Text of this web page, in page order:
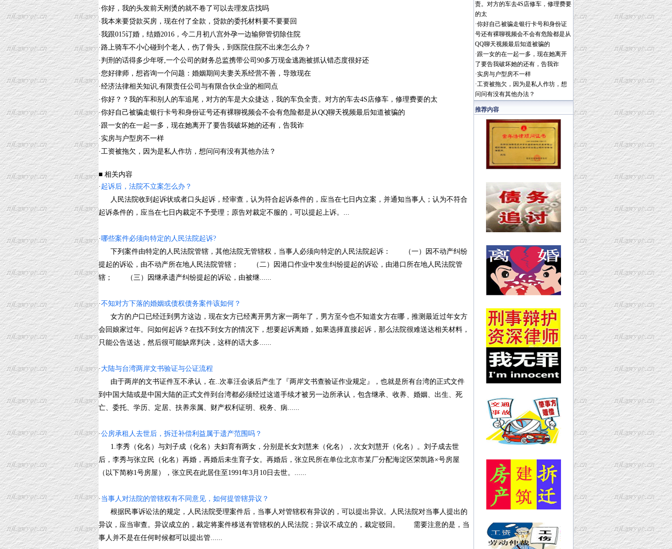
·你好，我的头发前天刚烫的就不卷了可以去理发店找吗
·我本来要贷款买房，现在付了全款，贷款的委托材料要不要要回
·我跟015订婚，结婚2016，今二月初八宫外孕一边输卵管切除住院
· 路上骑车不小心碰到个老人，伤了骨头，到医院住院不出来怎么办？
· 判刑的话得多少年呀,一个公司的财务总监携带公司90多万现金逃跑被抓认错态度很好还
·您好律师，想咨询一个问题：婚姻期间夫妻关系经营不善，导致现在
·经济法律相关知识,有限责任公司与有限合伙企业的相同点
·你好？？我的车和别人的车追尾，对方的车是大众捷达，我的车负全责。对方的车去4S店修车，修理费要的太
·你好自己被骗走银行卡号和身份证号还有裸聊视频会不会有危险都是从QQ聊天视频最后知道被骗的
· 跟一女的在一起一多，现在她离开了要告我破坏她的还有，告我诈
·实房与户型房不一样
·工资被拖欠，因为是私人作坊，想问问有没有其他办法？
■ 相关内容
· 起诉后，法院不立案怎么办？
人民法院收到起诉状或者口头起诉，经审查，认为符合起诉条件的，应当在七日内立案，并通知当事人；认为不符合
起诉条件的，应当在七日内裁定不予受理；原告对裁定不服的，可以提起上诉。...
·哪些案件必须向特定的人民法院起诉?
下列案件由特定的人民法院管辖，其他法院无管辖权，当事人必须向特定的人民法院起诉： （一）因不动产纠纷
提起的诉讼，由不动产所在地人民法院管辖； （二）因港口作业中发生纠纷提起的诉讼，由港口所在地人民法院管
辖； （三）因继承遗产纠纷提起的诉讼，由被继......
·不知对方下落的婚姻或债权债务案件该如何？
女方的户口已经迁到男方这边，现在女方已经离开男方家一两年了，男方至今也不知道女方在哪，推测最近过年女方
会回娘家过年。问如何起诉？在找不到女方的情况下，想要起诉离婚，如果选择直接起诉，那么法院很难送达相关材料，
只能公告送达，然后很可能缺席判决，这样的话大多......
· 大陆与台湾两岸文书验证与公证流程
由于两岸的文书证件互不承认，在..次辜汪会谈后产生了『两岸文书查验证作业规定』，也就是所有台湾的正式文件
到中国大陆或是中国大陆的正式文件到台湾都必须经过这道手续才被另一边所承认，包含继承、收养、婚姻、出生、死
亡、委托、学历、定居、扶养亲属、财产权利证明、税务、病......
·公房承租人去世后，拆迁补偿利益属于遗产范围吗？
1.李秀（化名）与刘子成（化名）夫妇育有两女，分别是长女刘慧来（化名），次女刘慧开（化名）。刘子成去世
后，李秀与张立民（化名）再婚，再婚后未生育子女。再婚后，张立民所在单位北京市某厂分配海淀区荣凯路×号房屋
（以下简称1号房屋），张立民在此居住至1991年3月10日去世。......
· 当事人对法院的管辖权有不同意见，如何提管辖异议？
根据民事诉讼法的规定，人民法院受理案件后，当事人对管辖权有异议的，可以提出异议。人民法院对当事人提出的
异议，应当审查。异议成立的，裁定将案件移送有管辖权的人民法院；异议不成立的，裁定驳回。 需要注意的是，当
事人并不是在任何时候都可以提出管......
责。对方的车去4S店修车，修理费要
的太
·你好自己被骗走银行卡号和身份证
号还有裸聊视频会不会有危险都是从
QQ聊天视频最后知道被骗的
·跟一女的在一起一多，现在她离开
了要告我破坏她的还有，告我诈
·实房与户型房不一样
·工资被拖欠，因为是私人作坊，想
问问有没有其他办法？
推荐内容